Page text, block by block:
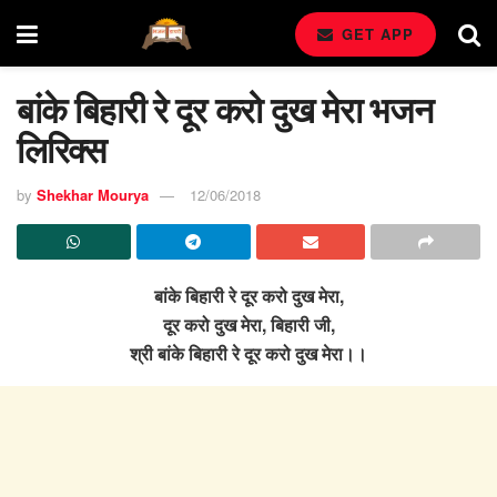
GET APP
बांके बिहारी रे दूर करो दुख मेरा भजन
लिरिक्स
by Shekhar Mourya 12/06/2018
बांके बिहारी रे दूर करो दुख मेरा,
दूर करो दुख मेरा, बिहारी जी,
श्री बांके बिहारी रे दूर करो दुख मेरा।।